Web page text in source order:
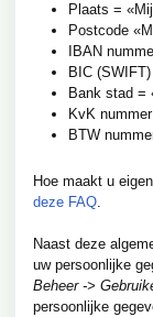
Plaats =
Postcode
IBAN
BIC
Bank stad =
KvK
BTW
Hoe maakt u
deze FAQ.
Naast deze
uw persoonlijke
Beheer ->
persoonlijke